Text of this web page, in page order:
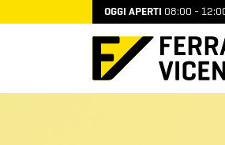
OGGI APERTI 08:00 -